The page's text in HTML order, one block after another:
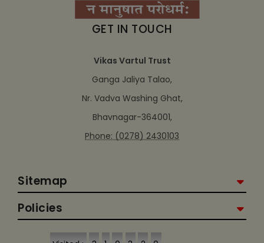
GET IN TOUCH
Vikas Vartul Trust
Ganga Jaliya Talao,
Nr. Vadva Washing Ghat,
Bhavnagar-364001,
Phone: (0278) 2430103
Sitemap
Policies